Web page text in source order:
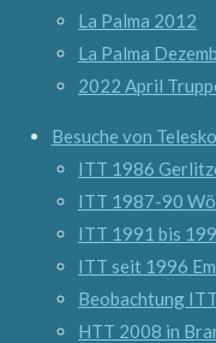
La Palma 2012
La Palma
2022 April
Besuche von
ITT 1986
ITT 1987-90
ITT 1991 bis
ITT seit 1996
Beobachtung
HTT 2008 in